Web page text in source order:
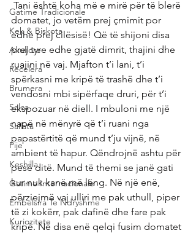
Gatime Tradicionale
Kek & Biskota
Akullore
Recelera
Brumera
Salca
Sallata
Pije
Keshilla
Gatime Internacionale
Embelsira Te Ndryshme
Kuriozitete
domatet, jo vetëm prej çmimit por
edhe prej cilësisë! Që të shijoni disa
prej tyre edhe gjatë dimrit, thajini dhe
ruajini në vaj. Mjafton t’i lani, t’i
spërkasni me kripë të trashë dhe t’i
vendosni mbi sipërfaqe druri, për t’i
ekspozuar në diell. I mbuloni me një
napë në mënyrë që t’i ruani nga
papastërtitë që mund t’ju vijnë, në
ambient të hapur. Qëndrojnë ashtu për
pesë ditë. Mund të themi se janë gati
kur nuk kanë më lëng. Në një enë,
përziejmë vaj ulliri me pak uthull, piper
të zi kokërr, pak dafinë dhe fare pak
kripë. Në disa enë qelqi fusim domatet